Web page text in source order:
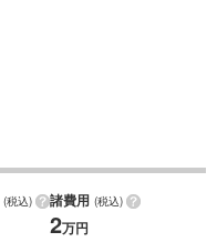
(税込) 諸費用 (税込)
2万円